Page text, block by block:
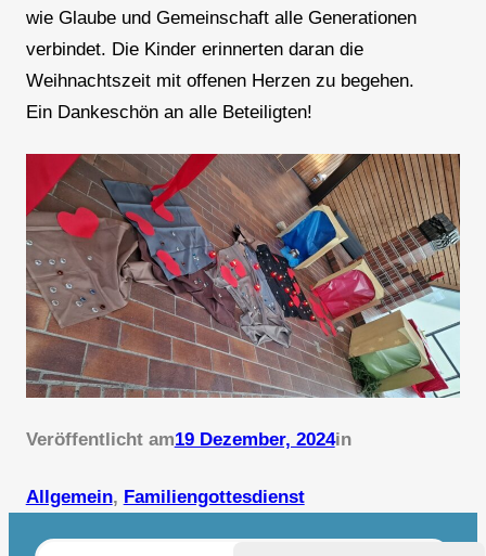
wie Glaube und Gemeinschaft alle Generationen
verbindet. Die Kinder erinnerten daran die
Weihnachtszeit mit offenen Herzen zu begehen.
Ein Dankeschön an alle Beteiligten!
Veröffentlicht am19 Dezember, 2024in
Allgemein, Familiengottesdienst